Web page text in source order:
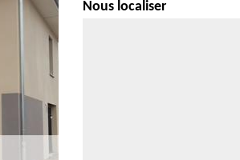
Nous localiser